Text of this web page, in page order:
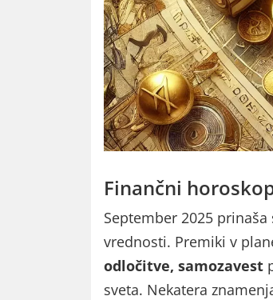
Finančni
September 2025
vrednosti. Premiki v
odločitve, samozavest
sveta. Nekatera